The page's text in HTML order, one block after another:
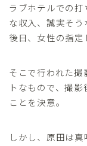
ラブホテルでの
な収入、誠実そう
後日、女性の指定
そこで行われた
トなもので、撮
ことを決意。
しかし、原田は